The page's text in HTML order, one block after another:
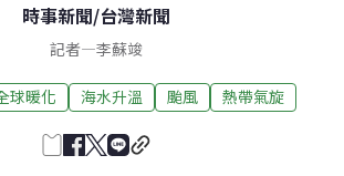
時事新聞/台灣新聞
記者—李蘇竣
球暖化 海水升溫 颱風 熱帶氣旋